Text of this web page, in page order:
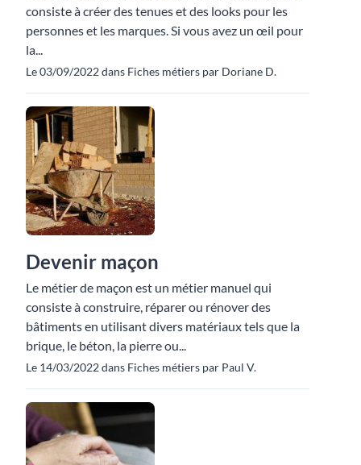
consiste à créer des tenues et des looks pour les
personnes et les marques. Si vous avez un œil pour
la...
Le 03/09/2022 dans Fiches métiers par Doriane D.
Devenir maçon
Le métier de maçon est un métier manuel qui
consiste à construire, réparer ou rénover des
bâtiments en utilisant divers matériaux tels que la
brique, le béton, la pierre ou...
Le 14/03/2022 dans Fiches métiers par Paul V.